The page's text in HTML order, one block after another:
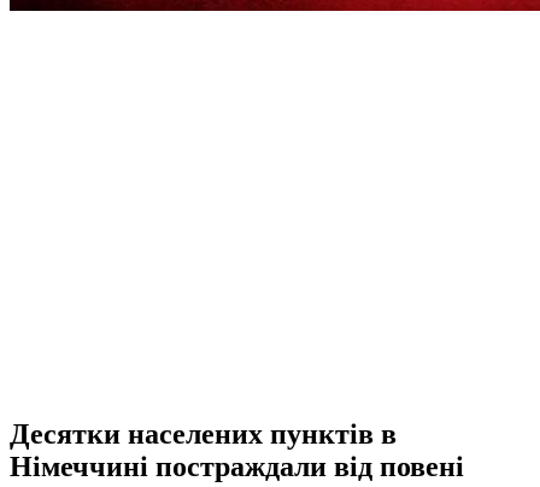
Десятки населених пунктів в
Німеччині постраждали від повені